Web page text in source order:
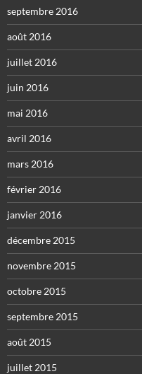
septembre 2016
août 2016
juillet 2016
juin 2016
mai 2016
avril 2016
mars 2016
février 2016
janvier 2016
décembre 2015
novembre 2015
octobre 2015
septembre 2015
août 2015
juillet 2015